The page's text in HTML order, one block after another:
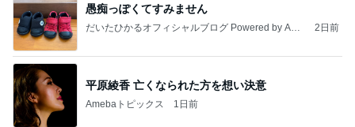
愚痴っぽくてすみません
だいたひかるオフィシャルブログ Powered by Ame
2日前
平原綾香 亡くなられた方を想い決意
Amebaトピックス 1日前